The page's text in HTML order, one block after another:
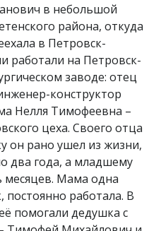
в небольшой
района, откуда
в Петровск-
работали на Петровск-
заводе: отец
конструктор
Нелля Тимофеевна –
цеха. Своего отца
он рано ушел из жизни,
два года, а младшему
месяцев. Мама одна
работала. В
помогали дедушка с